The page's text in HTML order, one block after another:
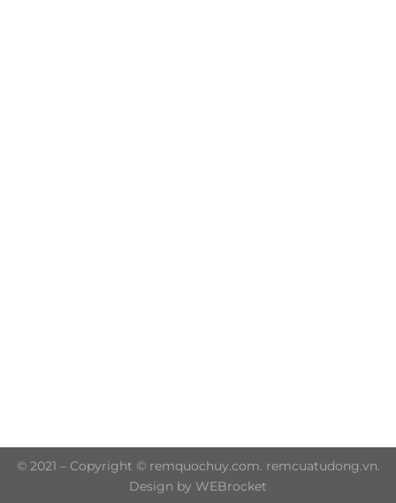
© 2021 – Copyright © remquochuy.com. remcuatudong.vn.
Design by WEBrocket